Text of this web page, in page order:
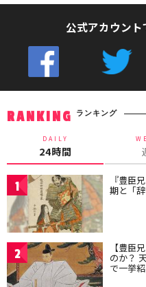
公式アカウント
RANKING ランキング
DAILY
24時間
1 『豊臣
期と「
2 【豊臣
のか？
で一挙